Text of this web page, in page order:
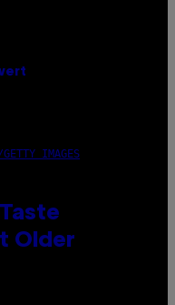
IMAGES
Older